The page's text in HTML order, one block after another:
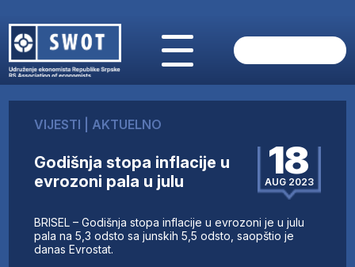
O NAMA
AKTUELNO
ANALIZE
FINANSIJE
IZ STRANIH MEDIJA
VIJESTI AKTUELNO
Godišnja stopa inflacije u
evrozoni pala u julu
18
AUG 2023
BRISEL – Godišnja stopa inflacije u evrozoni je u julu
pala na 5,3 odsto sa junskih 5,5 odsto, saopštio je
danas Evrostat.